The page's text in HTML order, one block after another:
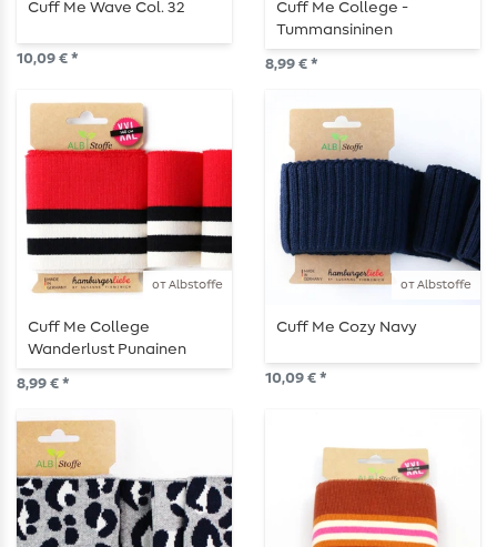
Cuff Me Wave Col. 32
10,09 € *
Cuff Me College -
Tummansininen
8,99 € *
от Albstoffe
Cuff Me College
Wanderlust Punainen
Valkoinen Musta
8,99 € *
от Albstoffe
Cuff Me Cozy Navy
10,09 € *